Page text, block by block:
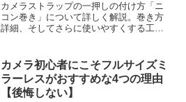
カメラストラップの一押しの付け方「ニ
コン巻き」について詳しく解説。巻き方
詳細、そしてさらに使いやすくする工夫
の付け方も調査しました。
カメラ初心者にこそフルサイズミ
ラーレスがおすすめな4つの理由
【後悔しない】